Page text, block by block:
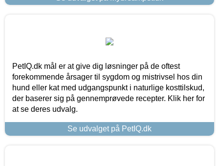
PetIQ.dk mål er at give dig løsninger på de oftest
forekommende årsager til sygdom og mistrivsel hos din
hund eller kat med udgangspunkt i naturlige kosttilskud,
der baserer sig på gennemprøvede recepter. Klik her for
at se deres udvalg.
Se udvalget på PetIQ.dk